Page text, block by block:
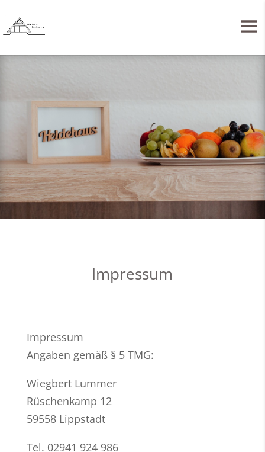
Impressum
Impressum
Angaben gemäß § 5 TMG:
Wiegbert Lummer
Rüschenkamp 12
59558 Lippstadt
Tel. 02941 924 986